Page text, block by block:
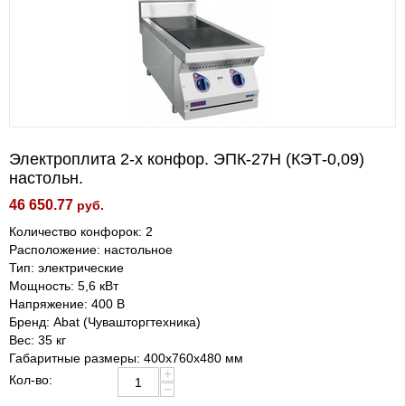
Электроплита 2-х конфор. ЭПК-27Н (КЭТ-0,09)
настольн.
46 650.77 руб.
Количество конфорок: 2
Расположение: настольное
Тип: электрические
Мощность: 5,6 кВт
Напряжение: 400 В
Бренд: Abat (Чувашторгтехника)
Вес: 35 кг
Габаритные размеры: 400х760х480 мм
Кол-во:
+
−